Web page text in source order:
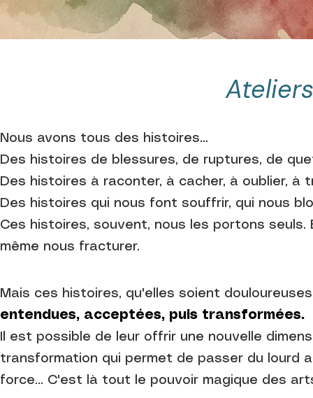
Ateliers
Nous avons tous des histoires…
Des histoires de blessures, de ruptures, de
Des histoires à raconter, à cacher, à oublier, à
Des histoires qui nous font souffrir, qui nous
Ces histoires, souvent, nous les portons
même nous fracturer.
Mais ces histoires, qu'elles soient
entendues, acceptées, puis transformées.
Il est possible de leur offrir une nouvelle
transformation qui permet de passer du lourd
force… C'est là tout le pouvoir magique des